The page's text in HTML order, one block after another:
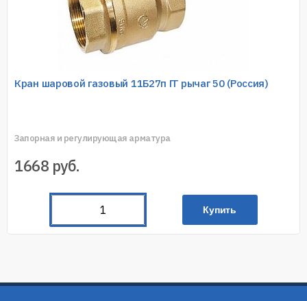
Кран шаровой газовый 11Б27п ГГ рычаг 50 (Россия)
Запорная и регулирующая арматура
1668 руб.
Купить